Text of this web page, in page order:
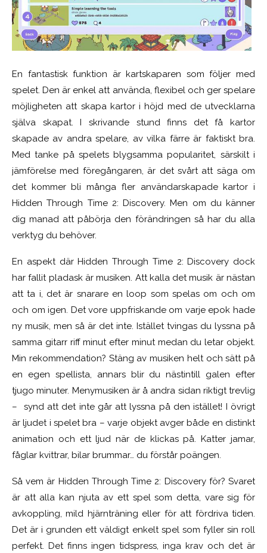
En fantastisk funktion är kartskaparen som följer med
spelet. Den är enkel att använda, flexibel och ger spelare
möjligheten att skapa kartor i höjd med de utvecklarna
själva skapat. I skrivande stund finns det få kartor
skapade av andra spelare, av vilka färre är faktiskt bra.
Med tanke på spelets blygsamma popularitet, särskilt i
jämförelse med föregångaren, är det svårt att säga om
det kommer bli många fler användarskapade kartor i
Hidden Through Time 2: Discovery. Men om du känner
dig manad att påbörja den förändringen så har du alla
verktyg du behöver.
En aspekt där Hidden Through Time 2: Discovery dock
har fallit pladask är musiken. Att kalla det musik är nästan
att ta i, det är snarare en loop som spelas om och om
och om igen. Det vore uppfriskande om varje epok hade
ny musik, men så är det inte. Istället tvingas du lyssna på
samma gitarr riff minut efter minut medan du letar objekt.
Min rekommendation? Stäng av musiken helt och sätt på
en egen spellista, annars blir du nästintill galen efter
tjugo minuter. Menymusiken är å andra sidan riktigt trevlig
– synd att det inte går att lyssna på den istället! I övrigt
är ljudet i spelet bra – varje objekt avger både en distinkt
animation och ett ljud när de klickas på. Katter jamar,
fåglar kvittrar, bilar brummar… du förstår poängen.
Så vem är Hidden Through Time 2: Discovery för? Svaret
är att alla kan njuta av ett spel som detta, vare sig för
avkoppling, mild hjärnträning eller för att fördriva tiden.
Det är i grunden ett väldigt enkelt spel som fyller sin roll
perfekt. Det finns ingen tidspress, inga krav och det är